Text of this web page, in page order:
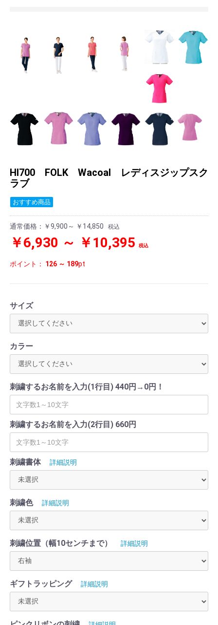
HI700 FOLK Wacoal レディスジップスク
ラブ
おすすめ商品
通常価格： ￥9,900～ ￥14,850 税込
￥6,930 ～ ￥10,395 税込
ポイント： 126 ～ 189pt
サイズ
カラー
刺繍するお名前を入力(1行目) 440円→0円！
刺繍するお名前を入力(2行目) 660円
刺繍書体 詳細説明
刺繍色 詳細説明
刺繍位置（幅10センチまで） 詳細説明
ギフトラッピング 詳細説明